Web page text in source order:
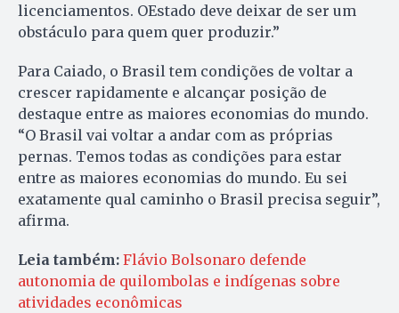
licenciamentos. OEstado deve deixar de ser um
obstáculo para quem quer produzir.”
Para Caiado, o Brasil tem condições de voltar a
crescer rapidamente e alcançar posição de
destaque entre as maiores economias do mundo.
“O Brasil vai voltar a andar com as próprias
pernas. Temos todas as condições para estar
entre as maiores economias do mundo. Eu sei
exatamente qual caminho o Brasil precisa seguir”,
afirma.
Leia também: Flávio Bolsonaro defende
autonomia de quilombolas e indígenas sobre
atividades econômicas